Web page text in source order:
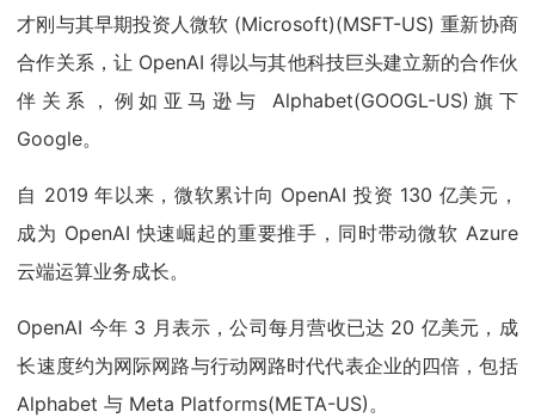
才刚与其早期投资人微软 (Microsoft)(MSFT-US) 重新协商
合作关系，让 OpenAI 得以与其他科技巨头建立新的合作伙
伴关系，例如亚马逊与 Alphabet(GOOGL-US)旗下
Google。
自 2019 年以来，微软累计向 OpenAI 投资 130 亿美元，
成为 OpenAI 快速崛起的重要推手，同时带动微软 Azure
云端运算业务成长。
OpenAI 今年 3 月表示，公司每月营收已达 20 亿美元，成
长速度约为网际网路与行动网路时代代表企业的四倍，包括
Alphabet 与 Meta Platforms(META-US)。